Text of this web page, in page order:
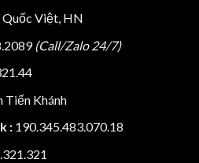
Việt, HN
(Call/Zalo 24/7)
Tiến Khánh
:190.345.483.070.18